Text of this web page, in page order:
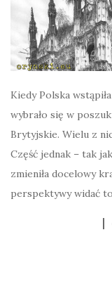
Kiedy Polska
wybrało się w
Brytyjskie. Wielu z
Część jednak – tak
zmieniła docelowy
perspektywy widać